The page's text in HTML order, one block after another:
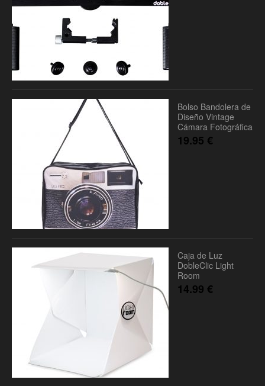
Bolso Bandolera de
Diseño Vintage
Cámara Fotográfica
19.95 €
Caja de Luz
DobleClic Light
Room
14.99 €